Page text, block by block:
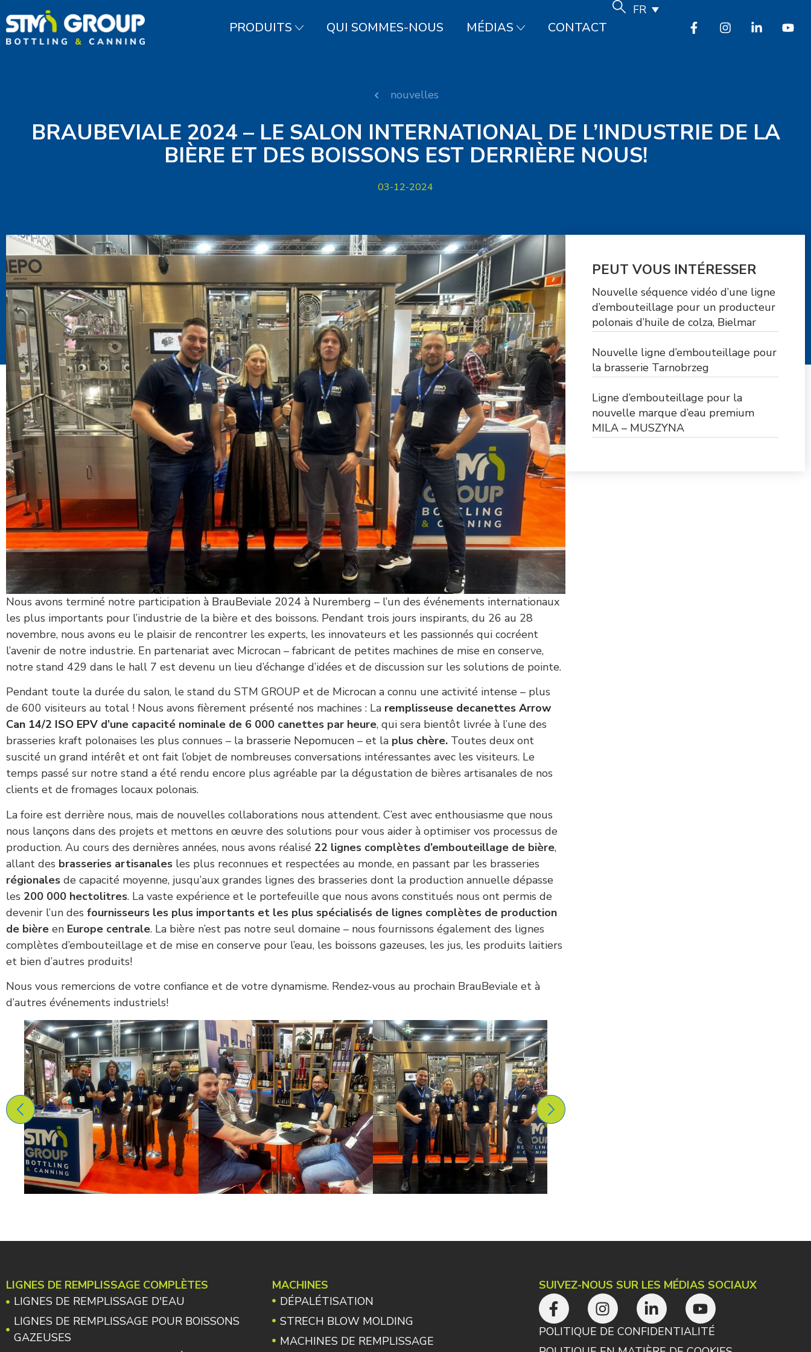
PRODUITS QUI SOMMES-NOUS MÉDIAS CONTACT
FR
nouvelles
BRAUBEVIALE 2024 – LE SALON INTERNATIONAL DE L’INDUSTRIE DE LA
BIÈRE ET DES BOISSONS EST DERRIÈRE NOUS!
03-12-2024
Nous avons terminé notre participation à BrauBeviale 2024 à Nuremberg – l’un des événements internationaux
les plus importants pour l’industrie de la bière et des boissons. Pendant trois jours inspirants, du 26 au 28
novembre, nous avons eu le plaisir de rencontrer les experts, les innovateurs et les passionnés qui cocréent
l’avenir de notre industrie. En partenariat avec Microcan – fabricant de petites machines de mise en conserve,
notre stand 429 dans le hall 7 est devenu un lieu d’échange d’idées et de discussion sur les solutions de pointe.
Pendant toute la durée du salon, le stand du STM GROUP et de Microcan a connu une activité intense – plus
de 600 visiteurs au total ! Nous avons fièrement présenté nos machines : La remplisseuse decanettes Arrow
Can 14/2 ISO EPV d’une capacité nominale de 6 000 canettes par heure, qui sera bientôt livrée à l’une des
brasseries kraft polonaises les plus connues – la brasserie Nepomucen – et la plus chère. Toutes deux ont
suscité un grand intérêt et ont fait l’objet de nombreuses conversations intéressantes avec les visiteurs. Le
temps passé sur notre stand a été rendu encore plus agréable par la dégustation de bières artisanales de nos
clients et de fromages locaux polonais.
La foire est derrière nous, mais de nouvelles collaborations nous attendent. C’est avec enthousiasme que nous
nous lançons dans des projets et mettons en œuvre des solutions pour vous aider à optimiser vos processus de
production. Au cours des dernières années, nous avons réalisé 22 lignes complètes d’embouteillage de bière,
allant des brasseries artisanales les plus reconnues et respectées au monde, en passant par les brasseries
régionales de capacité moyenne, jusqu’aux grandes lignes des brasseries dont la production annuelle dépasse
les 200 000 hectolitres. La vaste expérience et le portefeuille que nous avons constitués nous ont permis de
devenir l’un des fournisseurs les plus importants et les plus spécialisés de lignes complètes de production
de bière en Europe centrale. La bière n’est pas notre seul domaine – nous fournissons également des lignes
complètes d’embouteillage et de mise en conserve pour l’eau, les boissons gazeuses, les jus, les produits laitiers
et bien d’autres produits!
Nous vous remercions de votre confiance et de votre dynamisme. Rendez-vous au prochain BrauBeviale et à
d’autres événements industriels!
PEUT VOUS INTÉRESSER
Nouvelle séquence vidéo d’une ligne
d’embouteillage pour un producteur
polonais d’huile de colza, Bielmar
Nouvelle ligne d’embouteillage pour
la brasserie Tarnobrzeg
Ligne d’embouteillage pour la
nouvelle marque d’eau premium
MILA – MUSZYNA
LIGNES DE REMPLISSAGE COMPLÈTES
LIGNES DE REMPLISSAGE D'EAU
LIGNES DE REMPLISSAGE POUR BOISSONS
GAZEUSES
MACHINES
DÉPALÉTISATION
STRECH BLOW MOLDING
MACHINES DE REMPLISSAGE
SUIVEZ-NOUS SUR LES MÉDIAS SOCIAUX
POLITIQUE DE CONFIDENTIALITÉ